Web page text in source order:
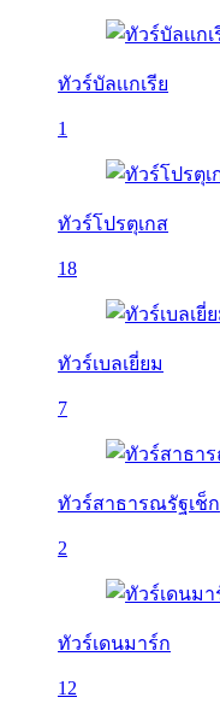
ทัวร์บัลเเกเรีย
1
ทัวร์โปรตุเกส
18
ทัวร์เบลเยี่ยม
7
ทัวร์สาธารณรัฐเช็ก
2
ทัวร์เดนมาร์ก
12